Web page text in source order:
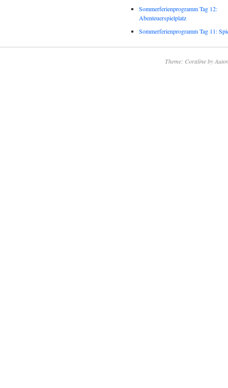
Sommerferienprogramm Tag 12:
Abenteuerspielplatz
Sommerferienprogramm Tag 11:
Theme: Coraline by